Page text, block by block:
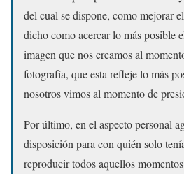
del cual se dispone, como mejorar
dicho como acercar lo más posible
imagen que nos creamos al
fotografía, que esta refleje lo más
nosotros vimos al momento de
Por último, en el aspecto personal
disposición para con quién solo
reproducir todos aquellos